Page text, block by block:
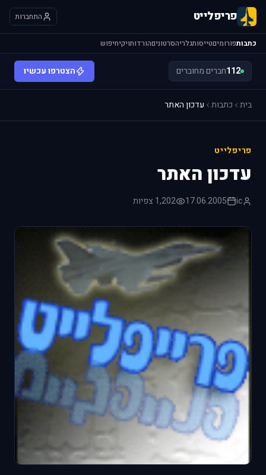
פריפלייט התחברות
כתבותפורומיםטייסותגלריהסרטוניםהורדותויקיחיפוש
112חברים מחוברים הצטרפו עכשיו
בית כתבות עדכון האתר
פריפלייט
עדכון האתר
ic
17.06.2005 1,202 צפיות